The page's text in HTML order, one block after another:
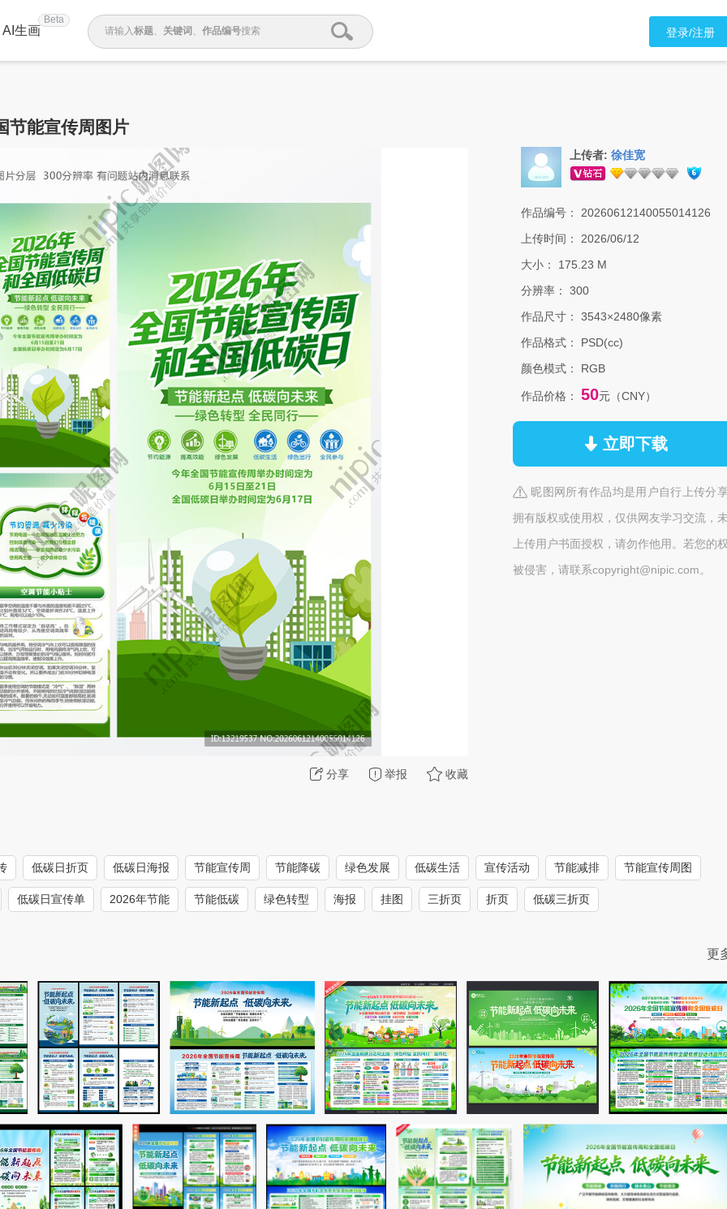
AI生画
Beta
请输入标题、 关键词 、 作品编号搜索 登录/注册
节能宣传周图片
分享 举报 收藏
上传者: 徐佳宽
作品编号：
20260612140055014126
上传时间：
2026/06/12
大小：
175.23 M
分辨率：
300
作品尺寸：
3543×2480像素
作品格式：
PSD(cc)
颜色模式：
RGB
作品价格： 50元（CNY）
立即下载
昵图网所有作品均是用户自行上传分
拥有版权或使用权，仅供网友学习交流，
上传用户书面授权，请勿作他用。若您的
被侵害，请联系copyright@nipic.com。
低碳日折页 低碳日海报 节能宣传周 节能降碳 绿色发展 低碳生活 宣传活动 节能减排 节能宣传周图
低碳日宣传单 2026年节能 节能低碳 绿色转型 海报 挂图 三折页 折页 低碳三折页
更